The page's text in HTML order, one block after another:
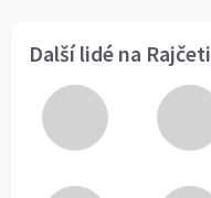
Další lidé na Rajčeti